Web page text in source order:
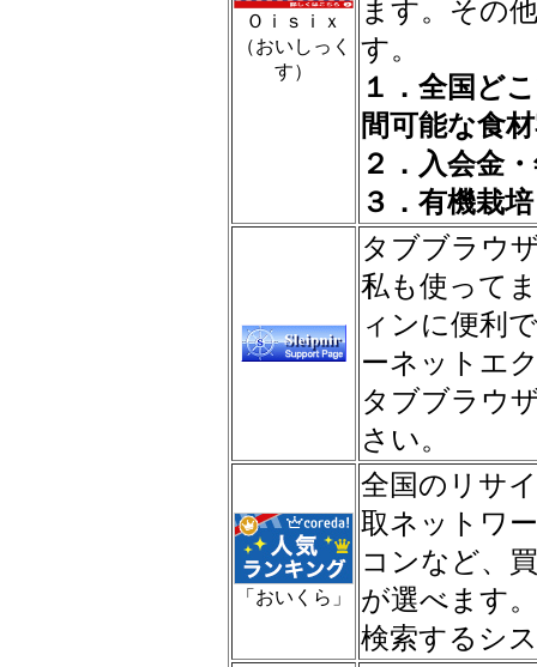
Ｏｉｓｉｘ
（おいしっく
す）
ます。その
す。
１．全国ど
間可能な食
２．入会金
３．有機栽
タブブラウ
私も使って
ィンに便利
ーネットエ
タブブラウ
さい。
「おいくら」
全国のリサ
取ネットワ
コンなど、
が選べます
検索するシ